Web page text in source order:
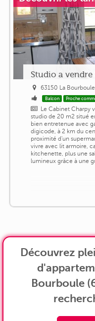
Studio a vendre
63150 La Bourboule
Balcon Proche
Le Cabinet Charpy
studio de 20 m2 situé
bien entretenue avec
digicode, à 2 km du
proximité d'un
vivre avec lit armoire,
kitchenette, plus une
lumineux grâce à une
Découvrez
Bourboule